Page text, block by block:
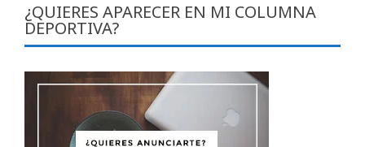
¿QUIERES APARECER EN MI COLUMNA
DEPORTIVA?